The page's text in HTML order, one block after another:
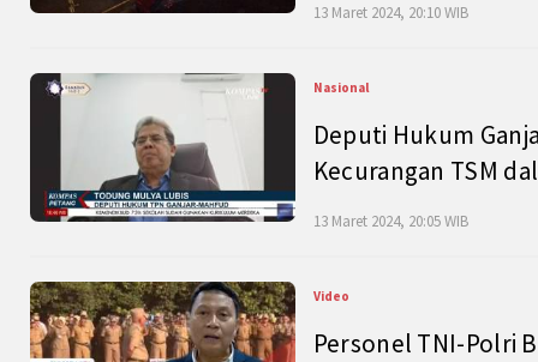
13 Maret 2024, 20:10 WIB
Nasional
Deputi Hukum
Kecurangan TSM
13 Maret 2024, 20:05 WIB
Video
Personel TNI-Polri